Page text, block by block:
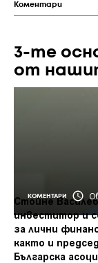
Коментари
3-те
от
КОМЕНТАРИ
Стойне
инвеститор и
за лични
както и
Българска